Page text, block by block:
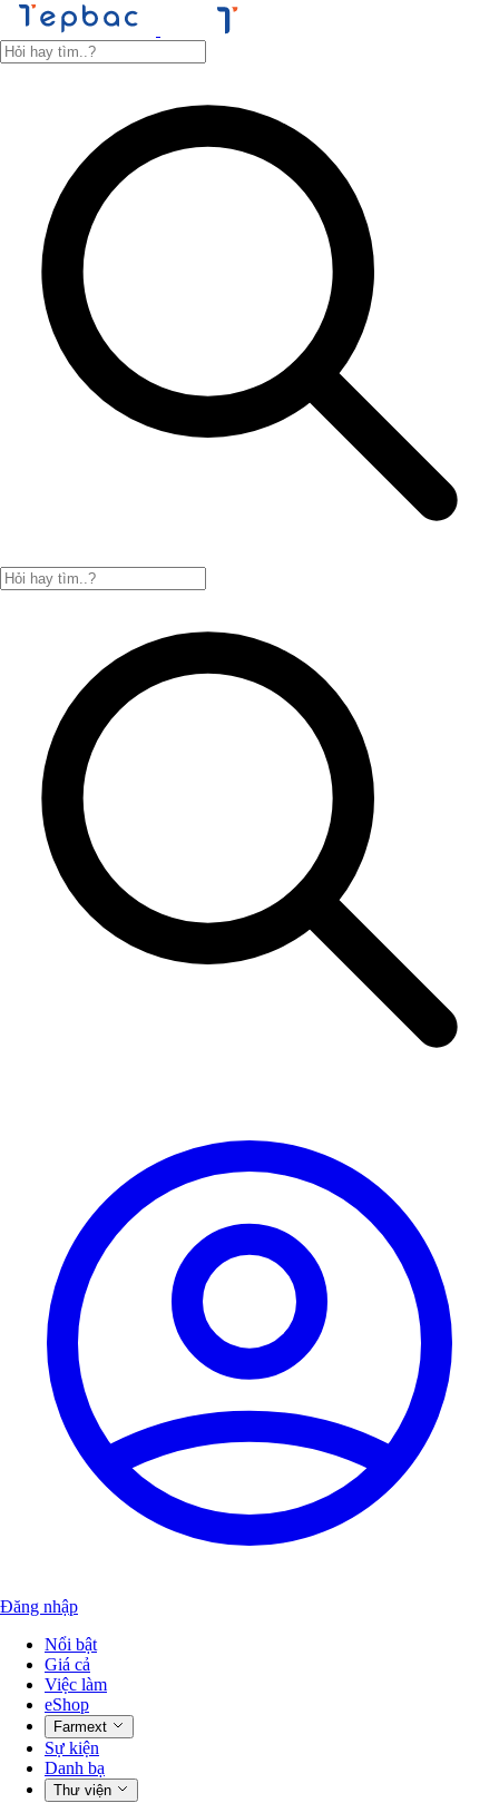
Đăng nhập
Nổi bật
Giá cả
Việc làm
eShop
Farmext
Sự kiện
Danh bạ
Thư viện